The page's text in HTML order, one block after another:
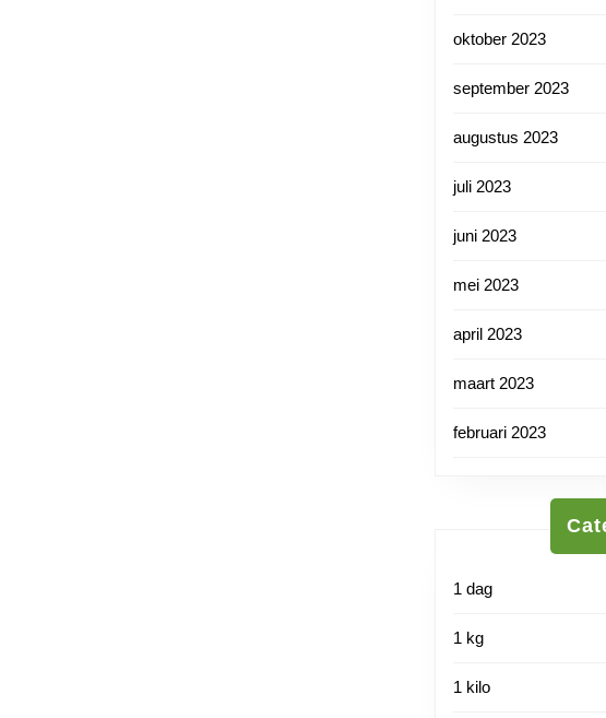
oktober 2023
september 2023
augustus 2023
juli 2023
juni 2023
mei 2023
april 2023
maart 2023
februari 2023
1 dag
1 kg
1 kilo